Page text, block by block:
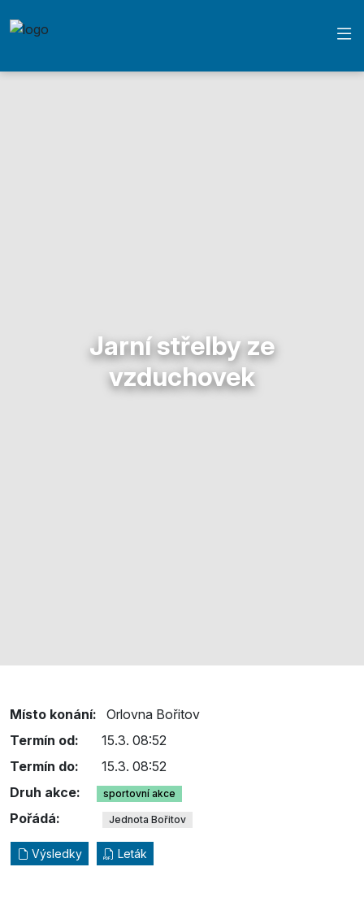
Jarní střelby ze
vzduchovek
Místo konání:
Orlovna Bořitov
Termín od:
15.3. 08:52
Termín do:
15.3. 08:52
Druh akce:
sportovní akce
Pořádá: Jednota Bořitov
Výsledky Leták